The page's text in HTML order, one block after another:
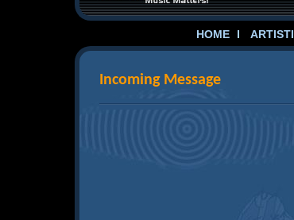
HOME ARTISTI
Incoming Message